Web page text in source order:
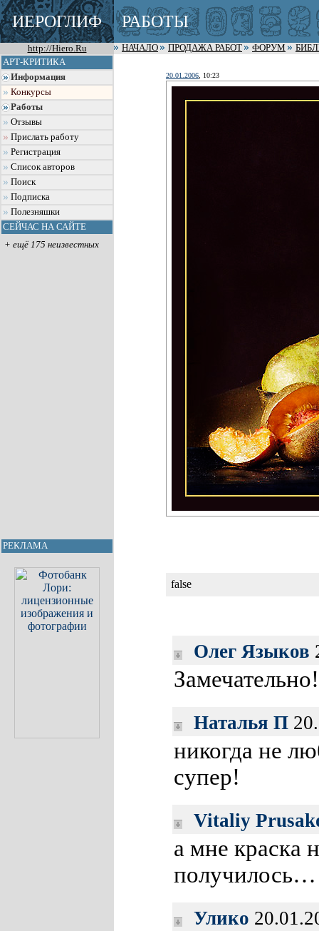
ИЕРОГЛИФ РАБОТЫ
http://Hiero.Ru НАЧАЛО ПРОДАЖА РАБОТ ФОРУМ
АРТ-КРИТИКА
Информация
Конкурсы
Работы
Отзывы
Прислать работу
Регистрация
Список авторов
Поиск
Подписка
Полезняшки
СЕЙЧАС НА САЙТЕ
+ ещё 175 неизвестных
РЕКЛАМА
20.01.2006 , 10:23
false
Олег Языков
Наталья П
никогда не
супер!
Vitaliy
а мне краска
получилось…
Улико